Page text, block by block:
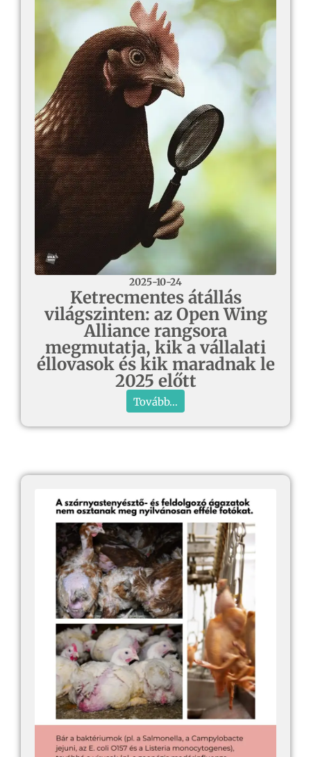
2025-10-24
Ketrecmentes átállás
világszinten: az Open Wing
Alliance rangsora
megmutatja, kik a vállalati
éllovasok és kik maradnak le
2025 előtt
Tovább...